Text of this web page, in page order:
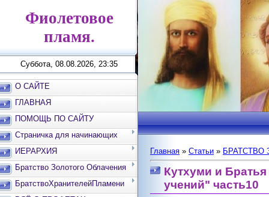
Фиолетовое
пламя.
Суббота, 08.08.2026, 23:35
О САЙТЕ
ГЛАВНАЯ
ПОМОЩЬ ПО САЙТУ
Страничка для начинающих
ИЕРАРХИЯ
Братство Золотого Облачения
БратствоХранителейПламени
Главная » Статьи » БРАТСТВО
Кутхуми и
учений" часть10